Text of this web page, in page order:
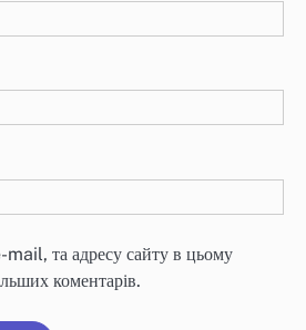
mail, та адресу сайту в цьому
коментарів.